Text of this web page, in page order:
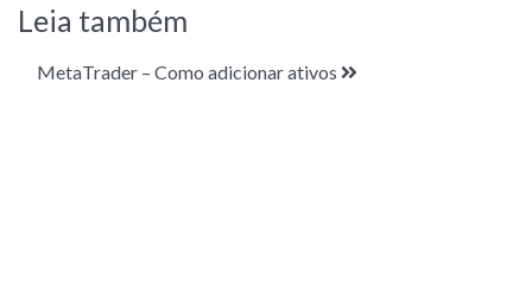
Leia também
MetaTrader – Como adicionar ativos